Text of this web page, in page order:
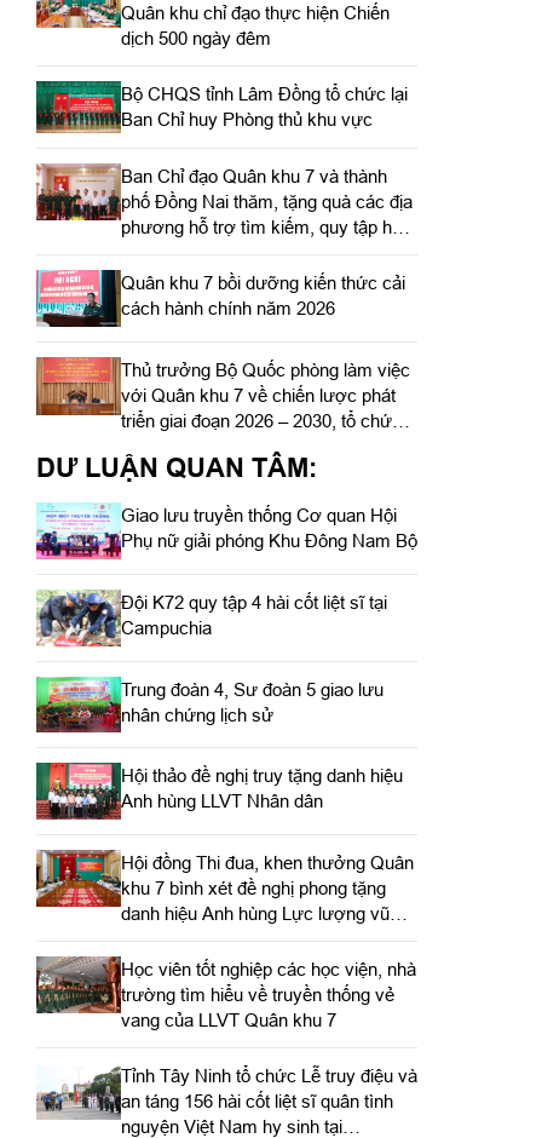
Quân khu chỉ đạo thực hiện Chiến
dịch 500 ngày đêm
Bộ CHQS tỉnh Lâm Đồng tổ chức lại
Ban Chỉ huy Phòng thủ khu vực
Ban Chỉ đạo Quân khu 7 và thành
phố Đồng Nai thăm, tặng quà các địa
phương hỗ trợ tìm kiếm, quy tập hài
cốt liệt sĩ
Quân khu 7 bồi dưỡng kiến thức cải
cách hành chính năm 2026
Thủ trưởng Bộ Quốc phòng làm việc
với Quân khu 7 về chiến lược phát
triển giai đoạn 2026 – 2030, tổ chức,
DƯ LUẬN QUAN TÂM:
Giao lưu truyền thống Cơ quan Hội
Phụ nữ giải phóng Khu Đông Nam Bộ
Đội K72 quy tập 4 hài cốt liệt sĩ tại
Campuchia
Trung đoàn 4, Sư đoàn 5 giao lưu
nhân chứng lịch sử
Hội thảo đề nghị truy tặng danh hiệu
Anh hùng LLVT Nhân dân
Hội đồng Thi đua, khen thưởng Quân
khu 7 bình xét đề nghị phong tặng
danh hiệu Anh hùng Lực lượng vũ
trang nhân dân
Học viên tốt nghiệp các học viện, nhà
trường tìm hiểu về truyền thống vẻ
vang của LLVT Quân khu 7
​Tỉnh Tây Ninh tổ chức Lễ truy điệu và
an táng 156 hài cốt liệt sĩ quân tình
nguyện Việt Nam hy sinh tại